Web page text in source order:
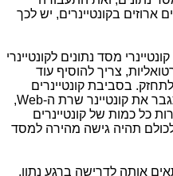
ארוזים בקונטיינרים, יש לכך
מסד נתונים לקונטיינרי
צריך להוסיף עוד
בסביבת קונטיינרים
את קונטיינר שרת ה-Web
,
כל כמות של קונטיינרים
תהיה גישה מהירה למסד
אותה לדרישה ברגע נתון.